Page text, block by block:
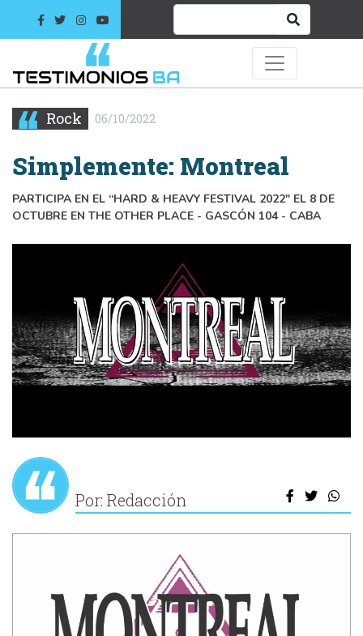
Rock 06/10/2022
Simplemente: Montreal
PARTICIPA EN EL “HARD & HEAVY FESTIVAL 2022" EL 8 DE
OCTUBRE EN THE OTHER PLACE - GASCÓN 104 - CABA
Por: Redacción